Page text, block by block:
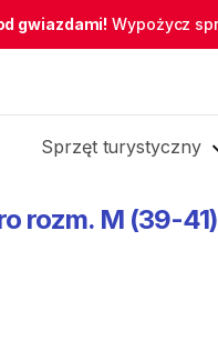
gwiazdami! Wypożycz
Sprzęt turystyczny
rozm. M (39-41)